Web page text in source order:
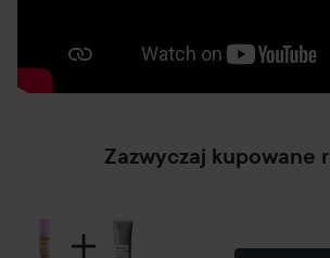
Zazwyczaj kupowane